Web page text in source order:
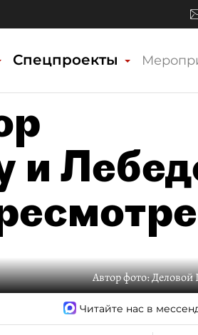
Спецпроекты
и
Автор фото:Деловой
Читайте нас в